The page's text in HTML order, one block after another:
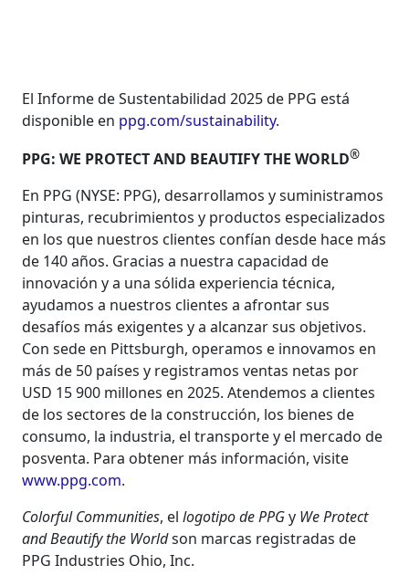
El Informe de Sustentabilidad 2025 de PPG está
disponible en ppg.com/sustainability.
PPG: WE PROTECT AND BEAUTIFY THE WORLD®
En PPG (NYSE: PPG), desarrollamos y suministramos
pinturas, recubrimientos y productos especializados
en los que nuestros clientes confían desde hace más
de 140 años. Gracias a nuestra capacidad de
innovación y a una sólida experiencia técnica,
ayudamos a nuestros clientes a afrontar sus
desafíos más exigentes y a alcanzar sus objetivos.
Con sede en Pittsburgh, operamos e innovamos en
más de 50 países y registramos ventas netas por
USD 15 900 millones en 2025. Atendemos a clientes
de los sectores de la construcción, los bienes de
consumo, la industria, el transporte y el mercado de
posventa. Para obtener más información, visite
www.ppg.com.
Colorful Communities, el logotipo de PPGy We Protect
and Beautify the Worldson marcas registradas de
PPG Industries Ohio, Inc.